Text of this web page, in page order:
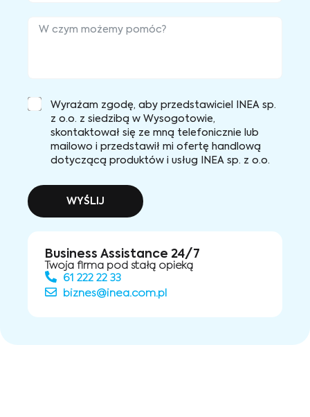
Wyrażam zgodę, aby przedstawiciel INEA sp.
z o.o. z siedzibą w Wysogotowie,
skontaktował się ze mną telefonicznie lub
mailowo i przedstawił mi ofertę handlową
dotyczącą produktów i usług INEA sp. z o.o.
WYŚLIJ
Business Assistance 24/7
Twoja firma pod stałą opieką
61 222 22 33
biznes@inea.com.pl